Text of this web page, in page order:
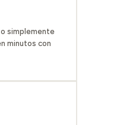
simplemente
minutos con